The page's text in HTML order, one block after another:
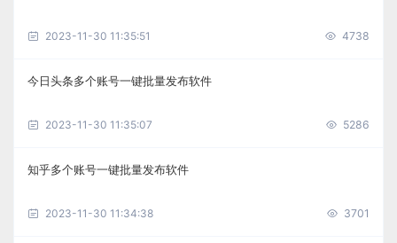
2023-11-30 11:35:51 4738
今日头条多个账号一键批量发布软件
2023-11-30 11:35:07 5286
知乎多个账号一键批量发布软件
2023-11-30 11:34:38 3701